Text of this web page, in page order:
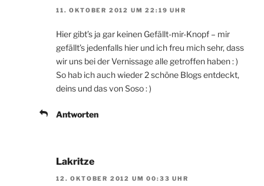
11. OKTOBER 2012 UM 22:19 UHR
Hier gibt’s ja gar keinen Gefällt-mir-Knopf – mir
gefällt’s jedenfalls hier und ich freu mich sehr, dass
wir uns bei der Vernissage alle getroffen haben : )
So hab ich auch wieder 2 schöne Blogs entdeckt,
deins und das von Soso : )
Antworten
Lakritze
12. OKTOBER 2012 UM 00:33 UHR